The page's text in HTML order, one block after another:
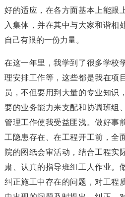
好的适应，在各方面基本上能跟
入集体，并在其中与大家和谐相
自己有限的一份力量。
在这一年里，我学到了很多学校
理安排工作等，这些都是我在项
员，不但要用到大量的专业知识
要的业务能力来支配和协调班组
管理工作使我受益匪浅。做好事
工隐患存在、在工程开工前，全
院的图纸会审活动，结合工程实
肃、认真的指导班组工人作业。
纠正施工中存在的问题，对工程